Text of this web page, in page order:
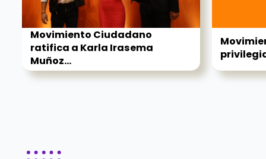
Movimiento Ciudadano
ratifica a Karla Irasema
Muñoz...